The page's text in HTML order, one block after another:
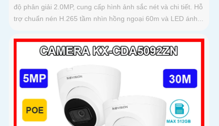
độ phân giải 2.0MP, cung cấp hình ảnh sắc nét và chi tiết. Hỗ
trợ chuẩn nén H.265 tầm nhìn hồng ngoại 60m và LED ánh...